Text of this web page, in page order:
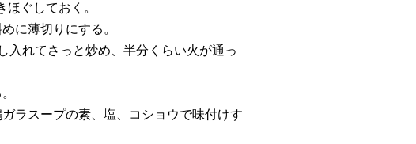
ぐしておく。
に薄切りにする。
入れてさっと炒め、半分くらい火が通っ
ラスープの素、塩、コショウで味付けす